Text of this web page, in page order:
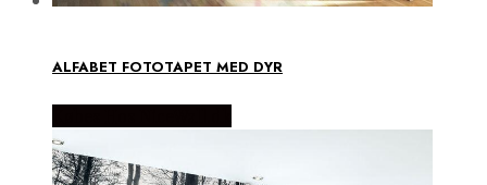
ALFABET FOTOTAPET MED DYR